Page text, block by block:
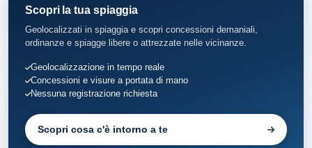
Scopri la tua spiaggia
Geolocalizzati in spiaggia e scopri concessioni demaniali,
ordinanze e spiagge libere o attrezzate nelle vicinanze.
Geolocalizzazione in tempo reale
Concessioni e visure a portata di mano
Nessuna registrazione richiesta
Scopri cosa c'è intorno a te